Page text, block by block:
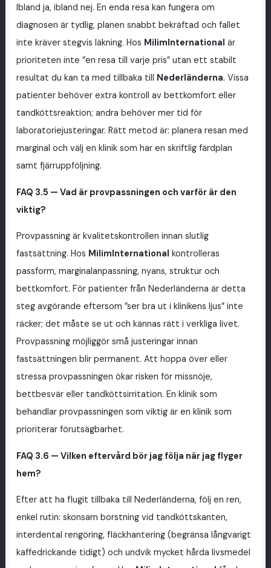
Ibland ja, ibland nej. En enda resa kan fungera om
diagnosen är tydlig, planen snabbt bekräftad och fallet
inte kräver stegvis läkning. Hos MilimInternational är
prioriteten inte ”en resa till varje pris” utan ett stabilt
resultat du kan ta med tillbaka till Nederländerna. Vissa
patienter behöver extra kontroll av bettkomfort eller
tandköttsreaktion; andra behöver mer tid för
laboratoriejusteringar. Rätt metod är: planera resan med
marginal och välj en klinik som har en skriftlig färdplan
samt fjärruppföljning.
FAQ 3.5 — Vad är provpassningen och varför är den
viktig?
Provpassning är kvalitetskontrollen innan slutlig
fastsättning. Hos MilimInternational kontrolleras
passform, marginalanpassning, nyans, struktur och
bettkomfort. För patienter från Nederländerna är detta
steg avgörande eftersom ”ser bra ut i klinikens ljus” inte
räcker; det måste se ut och kännas rätt i verkliga livet.
Provpassning möjliggör små justeringar innan
fastsättningen blir permanent. Att hoppa över eller
stressa provpassningen ökar risken för missnöje,
bettbesvär eller tandköttsirritation. En klinik som
behandlar provpassningen som viktig är en klinik som
prioriterar förutsägbarhet.
FAQ 3.6 — Vilken eftervård bör jag följa när jag flyger
hem?
Efter att ha flugit tillbaka till Nederländerna, följ en ren,
enkel rutin: skonsam borstning vid tandköttskanten,
interdental rengöring, fläckhantering (begränsa långvarigt
kaffedrickande tidigt) och undvik mycket hårda livsmedel